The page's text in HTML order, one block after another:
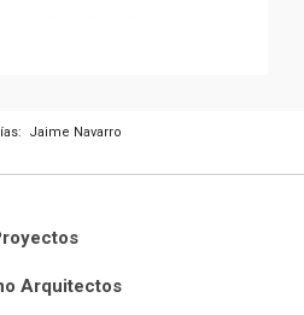
Jaime Navarro
Arquitectos